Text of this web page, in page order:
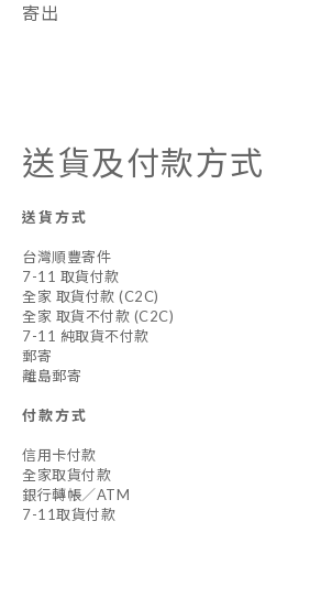
寄出
送貨及付款方式
送貨方式
台灣順豐寄件
7-11 取貨付款
全家 取貨付款 (C2C)
全家 取貨不付款 (C2C)
7-11 純取貨不付款
郵寄
離島郵寄
付款方式
信用卡付款
全家取貨付款
銀行轉帳／ATM
7-11取貨付款